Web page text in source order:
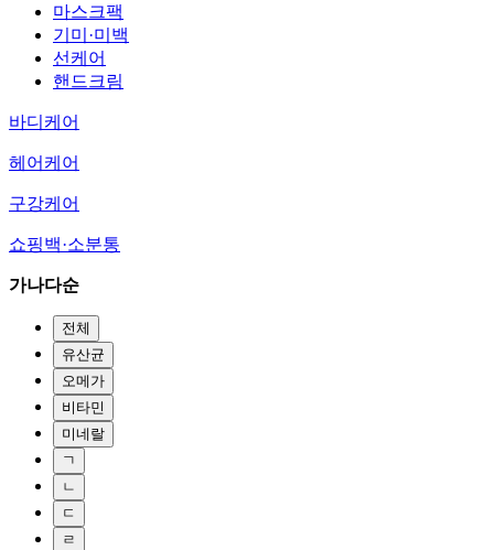
마스크팩
기미·미백
선케어
핸드크림
바디케어
헤어케어
구강케어
쇼핑백·소분통
가나다순
전체
유산균
오메가
비타민
미네랄
ㄱ
ㄴ
ㄷ
ㄹ